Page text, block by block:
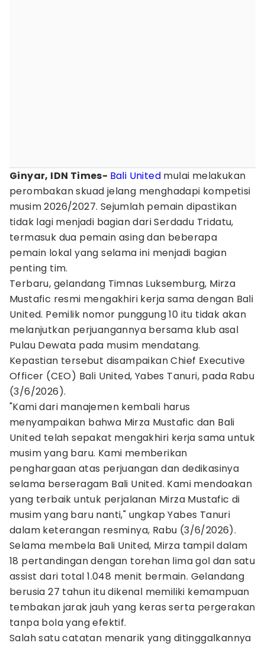
Ginyar, IDN Times- Bali United mulai melakukan
perombakan skuad jelang menghadapi kompetisi
musim 2026/2027. Sejumlah pemain dipastikan
tidak lagi menjadi bagian dari Serdadu Tridatu,
termasuk dua pemain asing dan beberapa
pemain lokal yang selama ini menjadi bagian
penting tim.
Terbaru, gelandang Timnas Luksemburg, Mirza
Mustafic resmi mengakhiri kerja sama dengan Bali
United. Pemilik nomor punggung 10 itu tidak akan
melanjutkan perjuangannya bersama klub asal
Pulau Dewata pada musim mendatang.
Kepastian tersebut disampaikan Chief Executive
Officer (CEO) Bali United, Yabes Tanuri, pada Rabu
(3/6/2026).
"Kami dari manajemen kembali harus
menyampaikan bahwa Mirza Mustafic dan Bali
United telah sepakat mengakhiri kerja sama untuk
musim yang baru. Kami memberikan
penghargaan atas perjuangan dan dedikasinya
selama berseragam Bali United. Kami mendoakan
yang terbaik untuk perjalanan Mirza Mustafic di
musim yang baru nanti," ungkap Yabes Tanuri
dalam keterangan resminya, Rabu (3/6/2026).
Selama membela Bali United, Mirza tampil dalam
18 pertandingan dengan torehan lima gol dan satu
assist dari total 1.048 menit bermain. Gelandang
berusia 27 tahun itu dikenal memiliki kemampuan
tembakan jarak jauh yang keras serta pergerakan
tanpa bola yang efektif.
Salah satu catatan menarik yang ditinggalkannya